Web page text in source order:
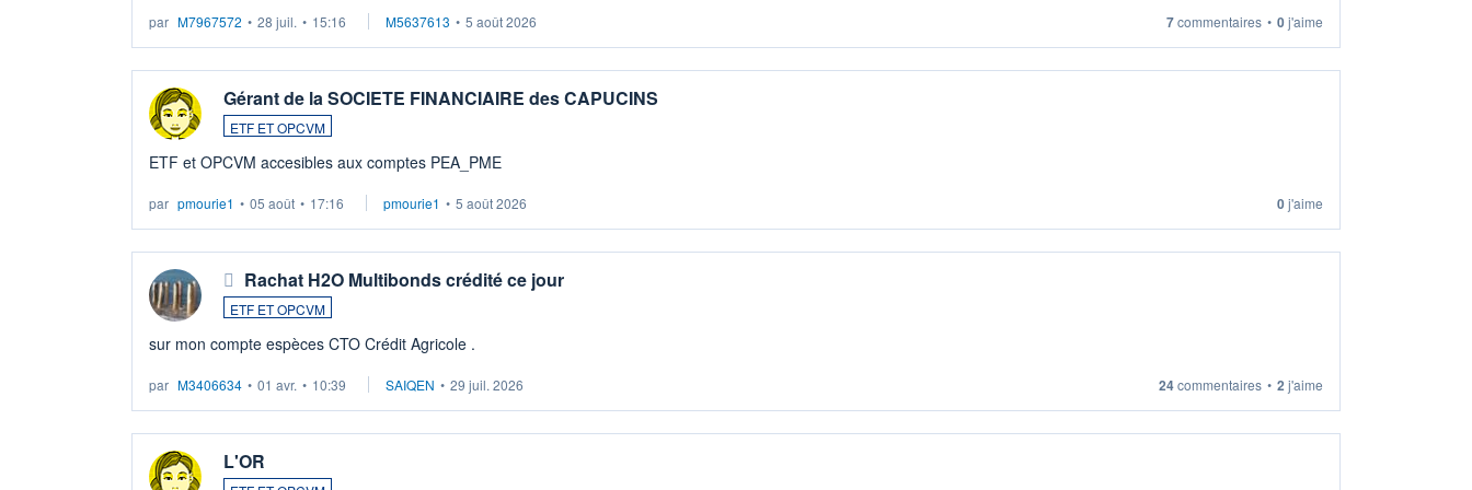
par M7967572 • 28 juil. • 15:16 M5637613 • 5 août 2026 7commentaires • 0j'aime
Gérant de la SOCIETE FINANCIAIRE des CAPUCINS
ETF ET OPCVM
ETF et OPCVM accesibles aux comptes PEA_PME
par pmourie1 • 05 août • 17:16 pmourie1 • 5 août 2026 0j'aime
Rachat H2O Multibonds crédité ce jour
ETF ET OPCVM
sur mon compte espèces CTO Crédit Agricole .
par M3406634 • 01 avr. • 10:39 SAIQEN • 29 juil. 2026 24commentaires • 2 j'aime
L'OR